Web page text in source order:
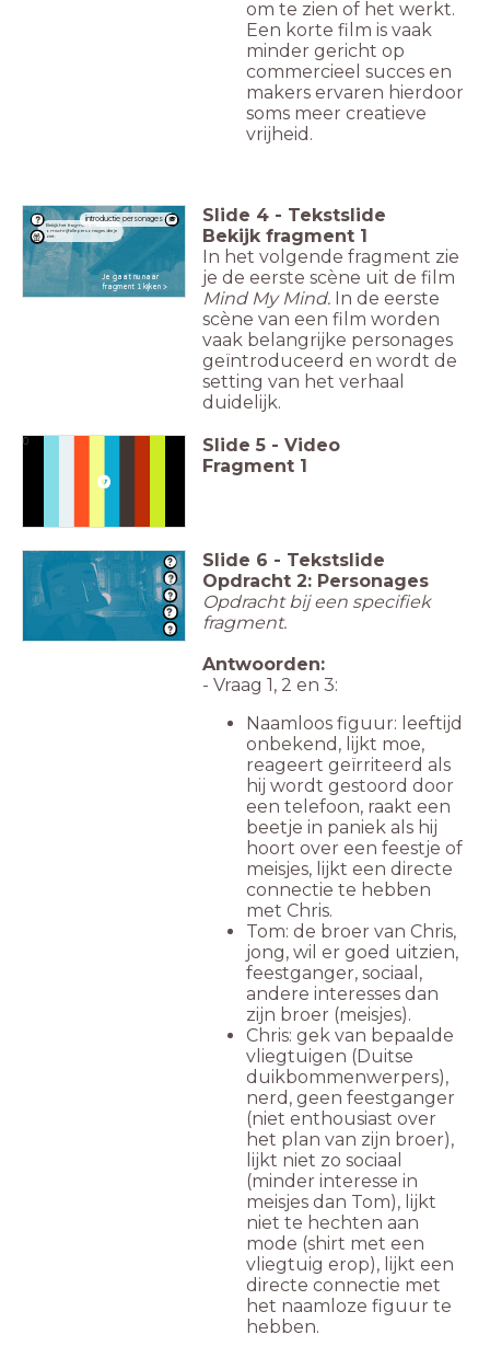
om te zien of het werkt.
Een korte film is vaak
minder gericht op
commercieel succes en
makers ervaren hierdoor
soms meer creatieve
vrijheid.
Je gaat nu naar
fragment 1 kijken >
Bekijk het fragment en
omschrijf alle personages die je
ziet.
introductie personages Slide 4 - Tekstslide
Bekijk fragment 1
In het volgende fragment zie
je de eerste scène uit de film
Mind My Mind. In de eerste
scène van een film worden
vaak belangrijke personages
geïntroduceerd en wordt de
setting van het verhaal
duidelijk.
0 Slide 5 - Video
Fragment 1
Slide 6 - Tekstslide
Opdracht 2: Personages
Opdracht bij een specifiek
fragment.
Antwoorden:
- Vraag 1, 2 en 3:
Naamloos figuur: leeftijd
onbekend, lijkt moe,
reageert geïrriteerd als
hij wordt gestoord door
een telefoon, raakt een
beetje in paniek als hij
hoort over een feestje of
meisjes, lijkt een directe
connectie te hebben
met Chris.
Tom: de broer van Chris,
jong, wil er goed uitzien,
feestganger, sociaal,
andere interesses dan
zijn broer (meisjes).
Chris: gek van bepaalde
vliegtuigen (Duitse
duikbommenwerpers),
nerd, geen feestganger
(niet enthousiast over
het plan van zijn broer),
lijkt niet zo sociaal
(minder interesse in
meisjes dan Tom), lijkt
niet te hechten aan
mode (shirt met een
vliegtuig erop), lijkt een
directe connectie met
het naamloze figuur te
hebben.